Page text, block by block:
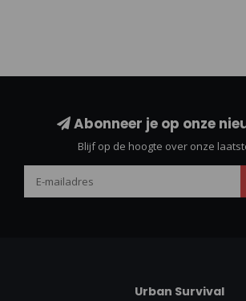
Abonneer je op onze
Blijf op de hoogte over onze
Urban Survival